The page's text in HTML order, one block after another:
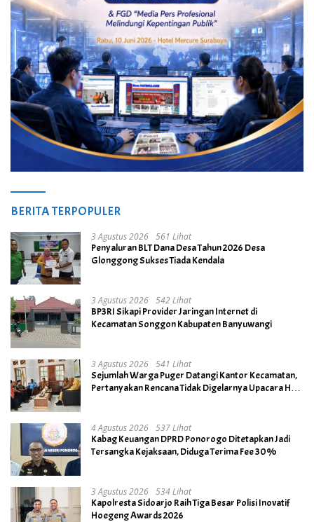
BERITA TERPOPULER
3 Agustus 2026 561 Lihat
Penyaluran BLT Dana Desa Tahun 2026 Desa
Glonggong Sukses Tiada Kendala
3 Agustus 2026 542 Lihat
BP3RI Sikapi Provider Jaringan Internet di
Kecamatan Songgon Kabupaten Banyuwangi
3 Agustus 2026 541 Lihat
Sejumlah Warga Puger Datangi Kantor Kecamatan,
Pertanyakan Rencana Tidak Digelarnya Upacara HUT
4 Agustus 2026 537 Lihat
Kabag Keuangan DPRD Ponorogo Ditetapkan Jadi
Tersangka Kejaksaan, Diduga Terima Fee 30%
3 Agustus 2026 534 Lihat
Kapolresta Sidoarjo Raih Tiga Besar Polisi Inovatif
Hoegeng Awards 2026